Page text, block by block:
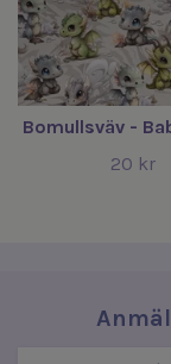
Bomullsväv -
20 kr